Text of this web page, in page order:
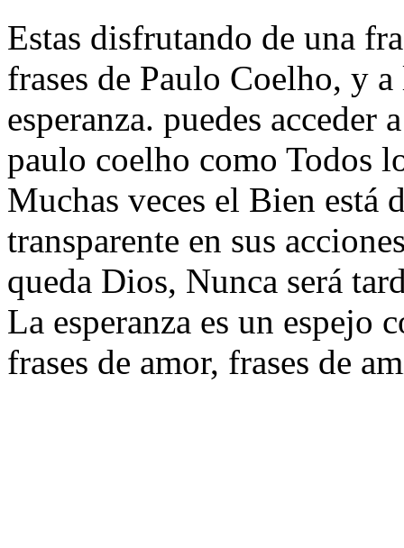
Estas disfrutando de una
frases de Paulo Coelho, y
esperanza. puedes acceder
paulo coelho como Todos
Muchas veces el Bien está
transparente en sus
queda Dios, Nunca será
La esperanza es un espejo
frases de amor, frases de